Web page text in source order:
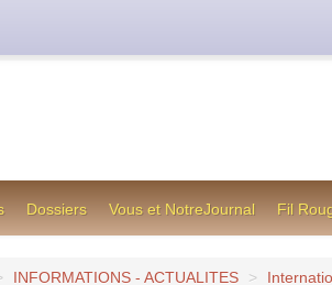
Dossiers Vous et NotreJournal Fil
INFORMATIONS - ACTUALITES >
octobre 2012, en cas de